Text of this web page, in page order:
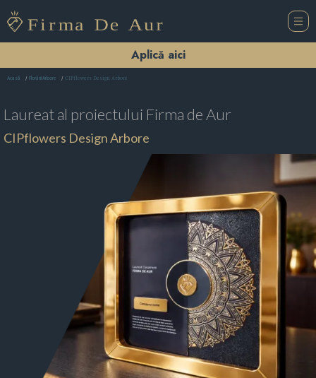
Aplică aici
Acasă Florării Arbore CIPflowers Design Arbore
Laureat al proiectului Firma de Aur
CIPflowers Design Arbore